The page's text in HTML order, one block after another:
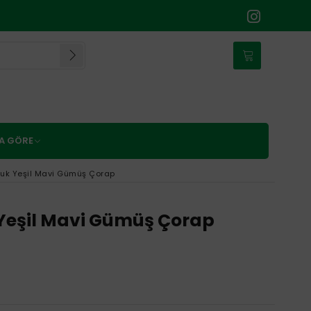
GÖRE
Yeşil Mavi Gümüş Çorap
Mavi Gümüş Çorap